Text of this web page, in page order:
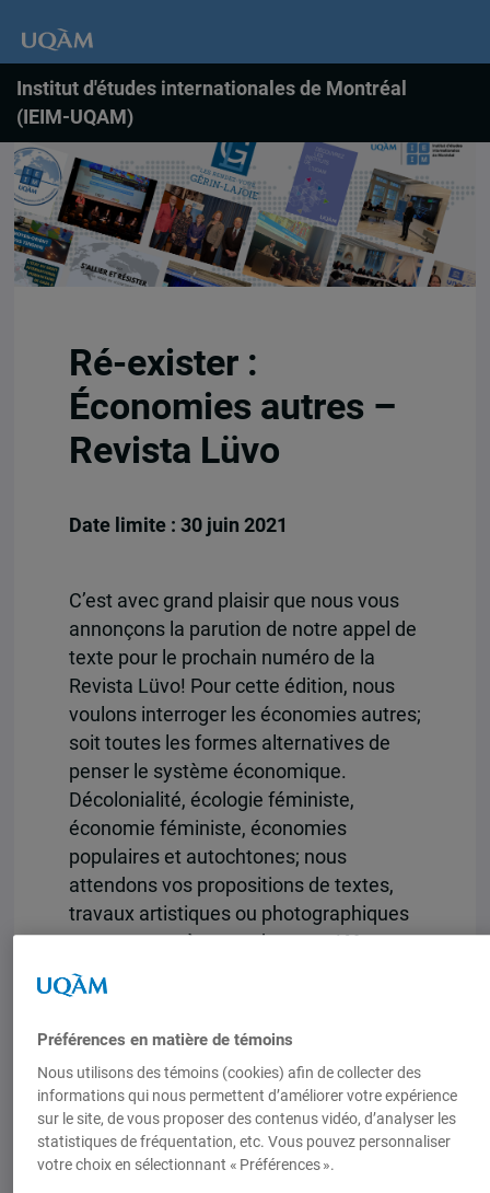
Institut d'études internationales de Montréal
(IEIM-UQAM)
Ré-exister :
Économies autres –
Revista Lüvo
Date limite : 30 juin 2021
C’est avec grand plaisir que nous vous
annonçons la parution de notre appel de
texte pour le prochain numéro de la
Revista Lüvo! Pour cette édition, nous
voulons interroger les économies autres;
soit toutes les formes alternatives de
penser le système économique.
Décolonialité, écologie féministe,
économie féministe, économies
populaires et autochtones; nous
attendons vos propositions de textes,
travaux artistiques ou photographiques
ou encore, poème et chansons!Vous
trouverez l’appel de textes en 4 langues
en pièce jointe
également le numéro antérieur sur notre
directement en ligne. Celui-ci portait sur
les écologies féministes.
Documents joints
Préférences en matière de témoins
Nous utilisons des témoins (cookies) afin de collecter des
informations qui nous permettent d’améliorer votre expérience
sur le site, de vous proposer des contenus vidéo, d’analyser les
statistiques de fréquentation, etc. Vous pouvez personnaliser
votre choix en sélectionnant « Préférences ».